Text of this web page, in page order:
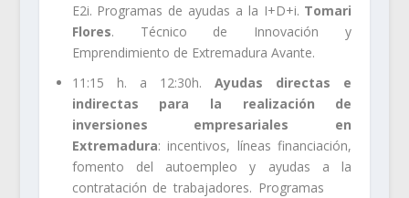
E2i. Programas de ayudas a la I+D+i. Tomari
Flores. Técnico de Innovación y
Emprendimiento de Extremadura Avante.
11:15 h. a 12:30h.Ayudas directas e
indirectas para la realización de
inversiones empresariales en
Extremadura: incentivos, líneas financiación,
fomento del autoempleo y ayudas a la
contratación de trabajadores. Programas